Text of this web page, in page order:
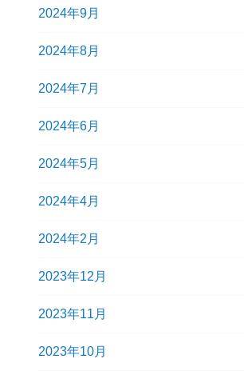
2024年9月
2024年8月
2024年7月
2024年6月
2024年5月
2024年4月
2024年2月
2023年12月
2023年11月
2023年10月